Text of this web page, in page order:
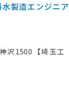
製造エンジニア
沢1500【埼玉工